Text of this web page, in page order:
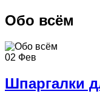
Обо всём
02 Фев
Шпаргалки